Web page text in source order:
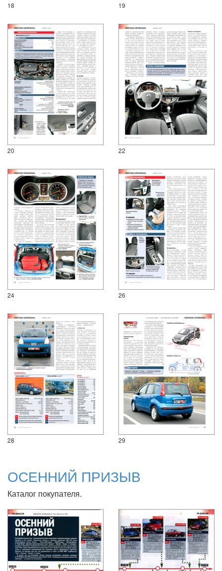
18 19
20 22
24 26
28 29
ОСЕННИЙ ПРИЗЫВ
Каталог покупателя.